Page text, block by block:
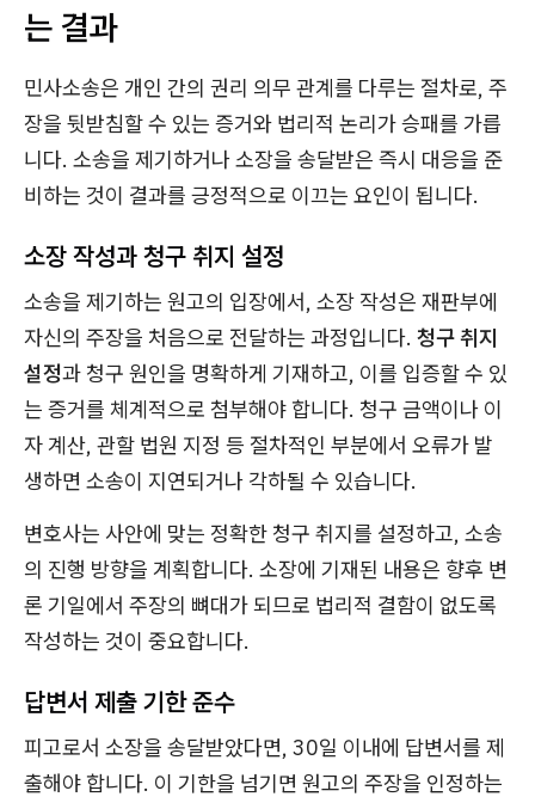
는 결과
민사소송은 개인 간의 권리 의무 관계를 다루는 절차로, 주
장을 뒷받침할 수 있는 증거와 법리적 논리가 승패를 가릅
니다. 소송을 제기하거나 소장을 송달받은 즉시 대응을 준
비하는 것이 결과를 긍정적으로 이끄는 요인이 됩니다.
소장 작성과 청구 취지 설정
소송을 제기하는 원고의 입장에서, 소장 작성은 재판부에
자신의 주장을 처음으로 전달하는 과정입니다. 청구 취지
설정과 청구 원인을 명확하게 기재하고, 이를 입증할 수 있
는 증거를 체계적으로 첨부해야 합니다. 청구 금액이나 이
자 계산, 관할 법원 지정 등 절차적인 부분에서 오류가 발
생하면 소송이 지연되거나 각하될 수 있습니다.
변호사는 사안에 맞는 정확한 청구 취지를 설정하고, 소송
의 진행 방향을 계획합니다. 소장에 기재된 내용은 향후 변
론 기일에서 주장의 뼈대가 되므로 법리적 결함이 없도록
작성하는 것이 중요합니다.
답변서 제출 기한 준수
피고로서 소장을 송달받았다면, 30일 이내에 답변서를 제
출해야 합니다. 이 기한을 넘기면 원고의 주장을 인정하는